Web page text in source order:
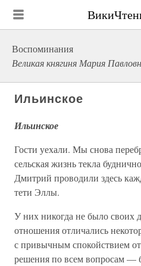
Воспоминания
Великая княгиня Мария
Ильинское
Ильинское
Гости уехали. Мы снова
сельская жизнь текла
Дмитрий проводили здесь
тети Эллы.
У них никогда не было своих
отношения отличались
с привычным спокойствием
решения по всем вопросам